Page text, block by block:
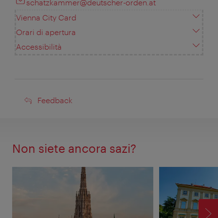
schatzkammer@deutscher-orden.at
Vienna City Card
Orari di apertura
Accessibilità
Feedback
Feedback
Non siete ancora sazi?